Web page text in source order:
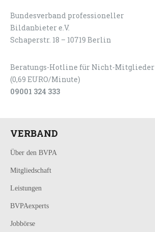
Bundesverband professioneller
Bildanbieter e.V.
Schaperstr. 18 – 10719 Berlin
Beratungs-Hotline für Nicht-Mitglieder
(0,69 EURO/Minute)
09001 324 333
VERBAND
Über den BVPA
Mitgliedschaft
Leistungen
BVPAexperts
Jobbörse